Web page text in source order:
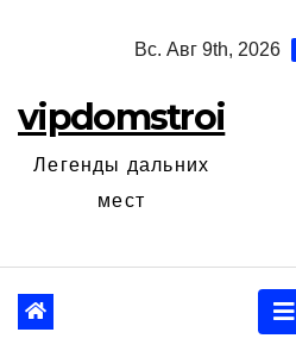
Вс. Авг 9th, 2026
vipdomstroi
Легенды дальних
мест